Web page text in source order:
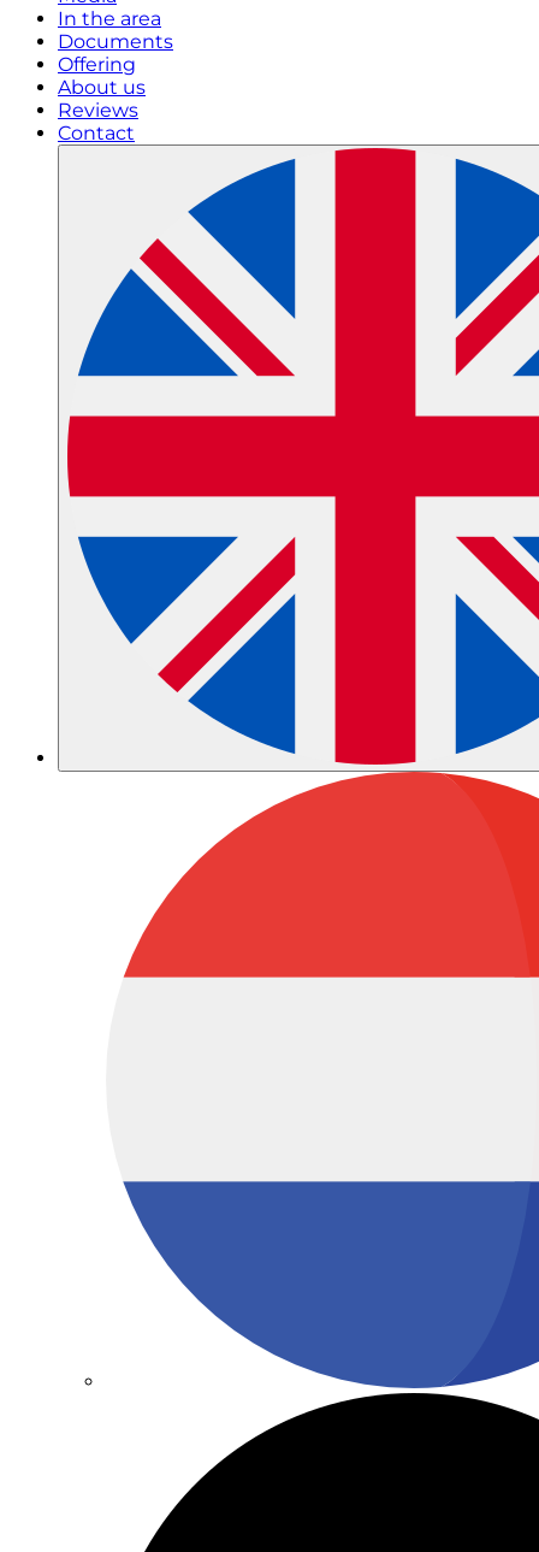
In the area
Documents
Offering
About us
Reviews
Contact